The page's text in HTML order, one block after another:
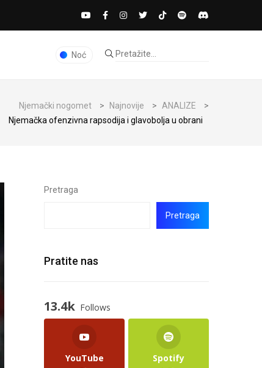
Noć
Njemački nogomet > Najnovije > ANALIZE
>
Njemačka ofenzivna rapsodija i glavobolja u obrani
Pretraga
Pretraga
Pratite nas
13.4k Follows
YouTube
Spotify